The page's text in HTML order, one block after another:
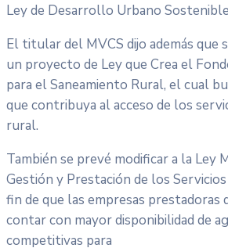
Ley de Desarrollo Urbano
El titular del MVCS dijo además que
un proyecto de Ley que Crea el
para el Saneamiento Rural, el cual
que contribuya al acceso de los
rural.
También se prevé modificar a la Ley
Gestión y Prestación de los Servicios
fin de que las empresas prestadoras
contar con mayor disponibilidad de
competitivas para